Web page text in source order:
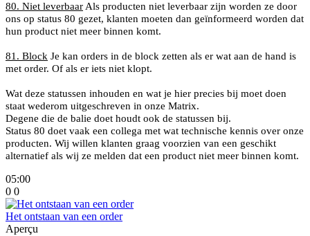
80. Niet leverbaar Als producten niet leverbaar zijn worden ze door
ons op status 80 gezet, klanten moeten dan geïnformeerd worden dat
hun product niet meer binnen komt.
81. Block Je kan orders in de block zetten als er wat aan de hand is
met order. Of als er iets niet klopt.
Wat deze statussen inhouden en wat je hier precies bij moet doen
staat wederom uitgeschreven in onze Matrix.
Degene die de balie doet houdt ook de statussen bij.
Status 80 doet vaak een collega met wat technische kennis over onze
producten. Wij willen klanten graag voorzien van een geschikt
alternatief als wij ze melden dat een product niet meer binnen komt.
05:00
0 0
Het ontstaan van een order
Aperçu